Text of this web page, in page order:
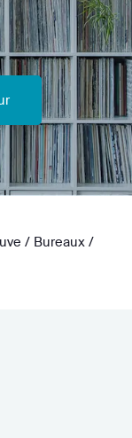
/ Bureaux /